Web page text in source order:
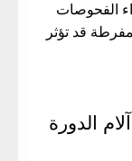
الفحوصات
قد تؤثر
الدورة